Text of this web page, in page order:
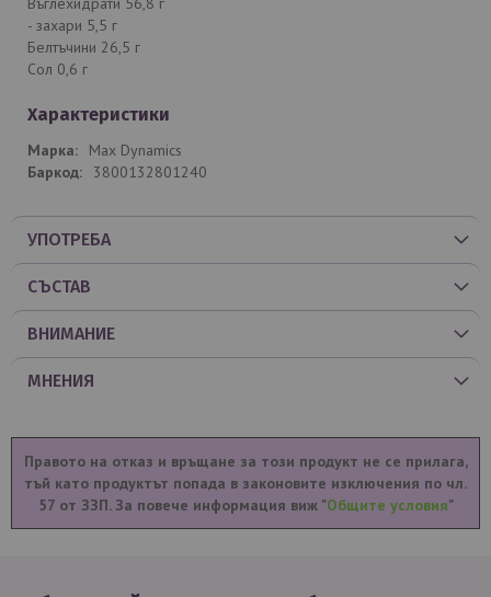
- захари 5,5 г
Белтъчини 26,5 г
Сол 0,6 г
Характеристики
Max Dynamics
3800132801240
УПОТРЕБА
СЪСТАВ
ВНИМАНИЕ
МНЕНИЯ
Правото на отказ и връщане за този продукт не се прилага,
тъй като продуктът попада в законовите изключения по чл.
57 от ЗЗП. За повече информация виж "Общите условия"